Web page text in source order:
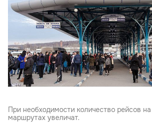
При необходимости количество рейсов
маршрутах увеличат.